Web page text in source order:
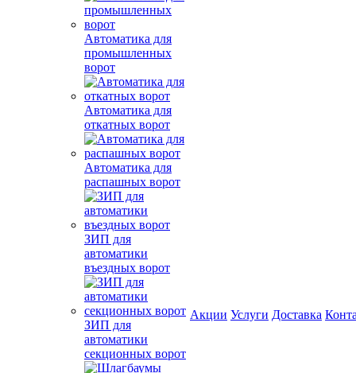
Автоматика для
промышленных
ворот
Автоматика для
откатных ворот
Автоматика для
распашных ворот
ЗИП для
автоматики
въездных ворот
ЗИП для
автоматики
секционных ворот
Акции Услуги Доставка